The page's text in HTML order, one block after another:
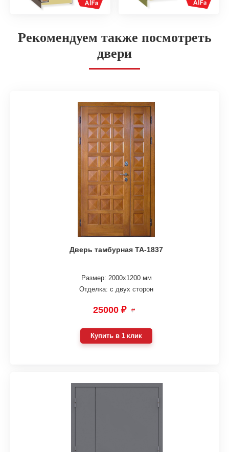
Рекомендуем также посмотреть
двери
Дверь тамбурная ТА-1837
Размер: 2000х1200 мм
Отделка: с двух сторон
25000 ₽ ₽
Купить в 1 клик